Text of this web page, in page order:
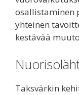
osallistaminen
yhteinen
kestävää
Taksvärkin